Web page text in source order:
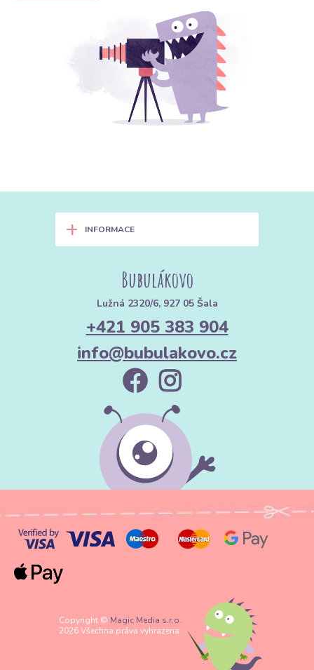
+ INFORMACE
Bubulákovo
Lužná 2320/6, 927 05 Šala
+421 905 383 904
info@bubulakovo.cz
Copyright © Magic Media s.r.o.
2026 Všechna práva vyhrazena